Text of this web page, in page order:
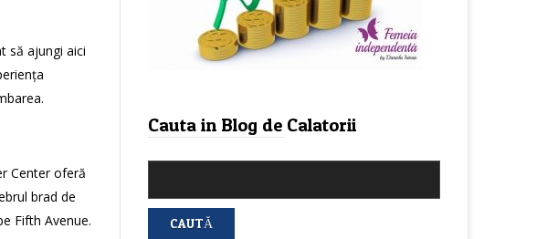
să ajungi aici
Center oferă
brad de
Fifth Avenue.
Cauta in Blog de Calatorii